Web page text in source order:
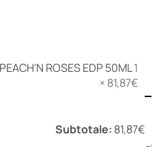
ROSES EDP 50ML1
× 81,87€
Subtotale: 81,87€